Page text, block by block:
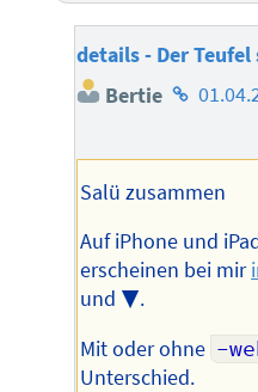
details - Der
Bertie
Autors
Salü zusammen
Auf iPhone und
erscheinen bei mir
und ▼.
Mit oder ohne -
Unterschied.